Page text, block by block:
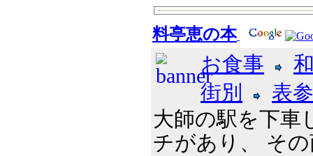
料亭恵の本
お食事
街別
表
大師の駅を下車
チがあり、 そ